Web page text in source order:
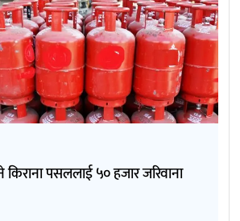
पसललाई ५० हजार जरिवाना